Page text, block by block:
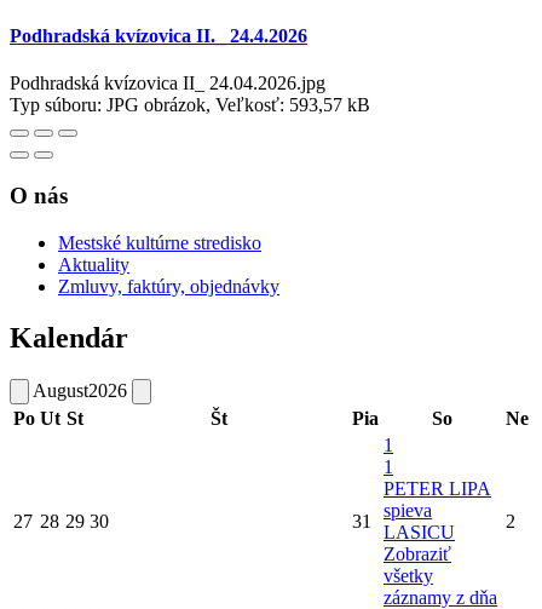
Podhradská kvízovica II._ 24.4.2026
Podhradská kvízovica II_ 24.04.2026.jpg
Typ súboru: JPG obrázok, Veľkosť: 593,57 kB
O nás
Mestské kultúrne stredisko
Aktuality
Zmluvy, faktúry, objednávky
Kalendár
August2026
Po Ut St Št Pia So Ne
27 28 29 30 31
1
1
PETER LIPA
spieva
LASICU
Zobraziť
všetky
záznamy z dňa
2